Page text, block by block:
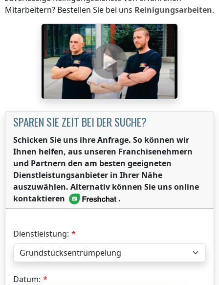
Mitarbeitern? Bestellen Sie bei uns Reinigungsarbeiten.
SPAREN SIE ZEIT BEI DER SUCHE?
Schicken Sie uns ihre Anfrage. So können wir
Ihnen helfen, aus unseren Franchisenehmern
und Partnern den am besten geeigneten
Dienstleistungsanbieter in Ihrer Nähe
auszuwählen. Alternativ können Sie uns online
kontaktieren
.
Dienstleistung:
Datum: